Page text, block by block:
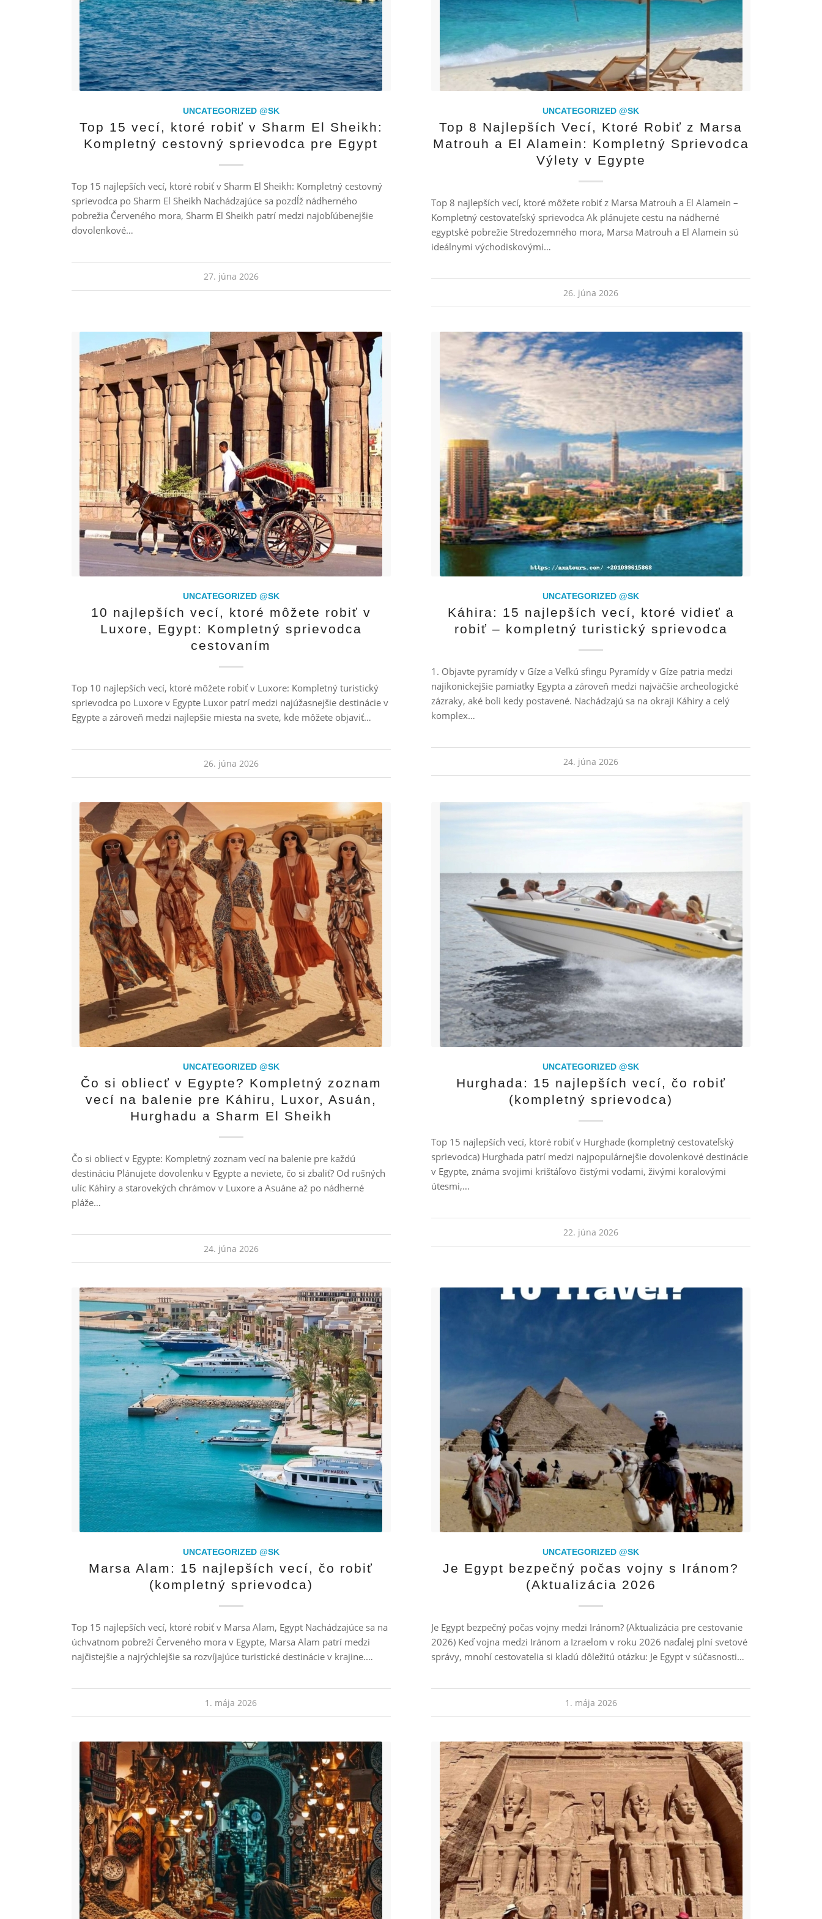
UNCATEGORIZED @SK
Top 15 vecí, ktoré robiť v Sharm El Sheikh:
Kompletný cestovný sprievodca pre Egypt
Top 15 najlepších vecí, ktoré robiť v Sharm El Sheikh: Kompletný cestovný
sprievodca po Sharm El Sheikh Nachádzajúce sa pozdĺž nádherného
pobrežia Červeného mora, Sharm El Sheikh patrí medzi najobľúbenejšie
dovolenkové…
27. júna 2026
UNCATEGORIZED @SK
Top 8 Najlepších Vecí, Ktoré Robiť z Marsa
Matrouh a El Alamein: Kompletný Sprievodca
Výlety v Egypte
Top 8 najlepších vecí, ktoré môžete robiť z Marsa Matrouh a El Alamein –
Kompletný cestovateľský sprievodca Ak plánujete cestu na nádherné
egyptské pobrežie Stredozemného mora, Marsa Matrouh a El Alamein sú
ideálnymi východiskovými…
26. júna 2026
UNCATEGORIZED @SK
10 najlepších vecí, ktoré môžete robiť v
Luxore, Egypt: Kompletný sprievodca
cestovaním
Top 10 najlepších vecí, ktoré môžete robiť v Luxore: Kompletný turistický
sprievodca po Luxore v Egypte Luxor patrí medzi najúžasnejšie destinácie v
Egypte a zároveň medzi najlepšie miesta na svete, kde môžete objaviť…
26. júna 2026
UNCATEGORIZED @SK
Káhira: 15 najlepších vecí, ktoré vidieť a
robiť – kompletný turistický sprievodca
1. Objavte pyramídy v Gíze a Veľkú sfingu Pyramídy v Gíze patria medzi
najikonickejšie pamiatky Egypta a zároveň medzi najväčšie archeologické
zázraky, aké boli kedy postavené. Nachádzajú sa na okraji Káhiry a celý
komplex…
24. júna 2026
UNCATEGORIZED @SK
Čo si obliecť v Egypte? Kompletný zoznam
vecí na balenie pre Káhiru, Luxor, Asuán,
Hurghadu a Sharm El Sheikh
Čo si obliecť v Egypte: Kompletný zoznam vecí na balenie pre každú
destináciu Plánujete dovolenku v Egypte a neviete, čo si zbaliť? Od rušných
ulíc Káhiry a starovekých chrámov v Luxore a Asuáne až po nádherné
pláže…
24. júna 2026
UNCATEGORIZED @SK
Hurghada: 15 najlepších vecí, čo robiť
(kompletný sprievodca)
Top 15 najlepších vecí, ktoré robiť v Hurghade (kompletný cestovateľský
sprievodca) Hurghada patrí medzi najpopulárnejšie dovolenkové destinácie
v Egypte, známa svojimi krištáľovo čistými vodami, živými koralovými
útesmi,…
22. júna 2026
UNCATEGORIZED @SK
Marsa Alam: 15 najlepších vecí, čo robiť
(kompletný sprievodca)
Top 15 najlepších vecí, ktoré robiť v Marsa Alam, Egypt Nachádzajúce sa na
úchvatnom pobreží Červeného mora v Egypte, Marsa Alam patrí medzi
najčistejšie a najrýchlejšie sa rozvíjajúce turistické destinácie v krajine.…
1. mája 2026
UNCATEGORIZED @SK
Je Egypt bezpečný počas vojny s Iránom?
(Aktualizácia 2026
Je Egypt bezpečný počas vojny medzi Iránom? (Aktualizácia pre cestovanie
2026) Keď vojna medzi Iránom a Izraelom v roku 2026 naďalej plní svetové
správy, mnohí cestovatelia si kladú dôležitú otázku: Je Egypt v súčasnosti…
1. mája 2026